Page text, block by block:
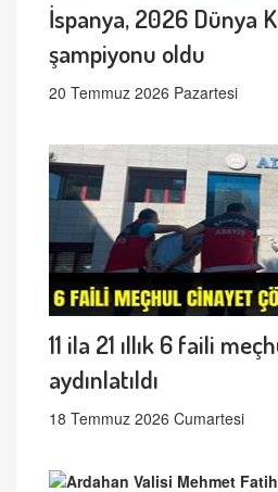
İspanya, 2026 Dünya
şampiyonu oldu
20 Temmuz 2026 Pazartesi
11 ila 21 ıllık 6 faili
aydınlatıldı
18 Temmuz 2026 Cumartesi